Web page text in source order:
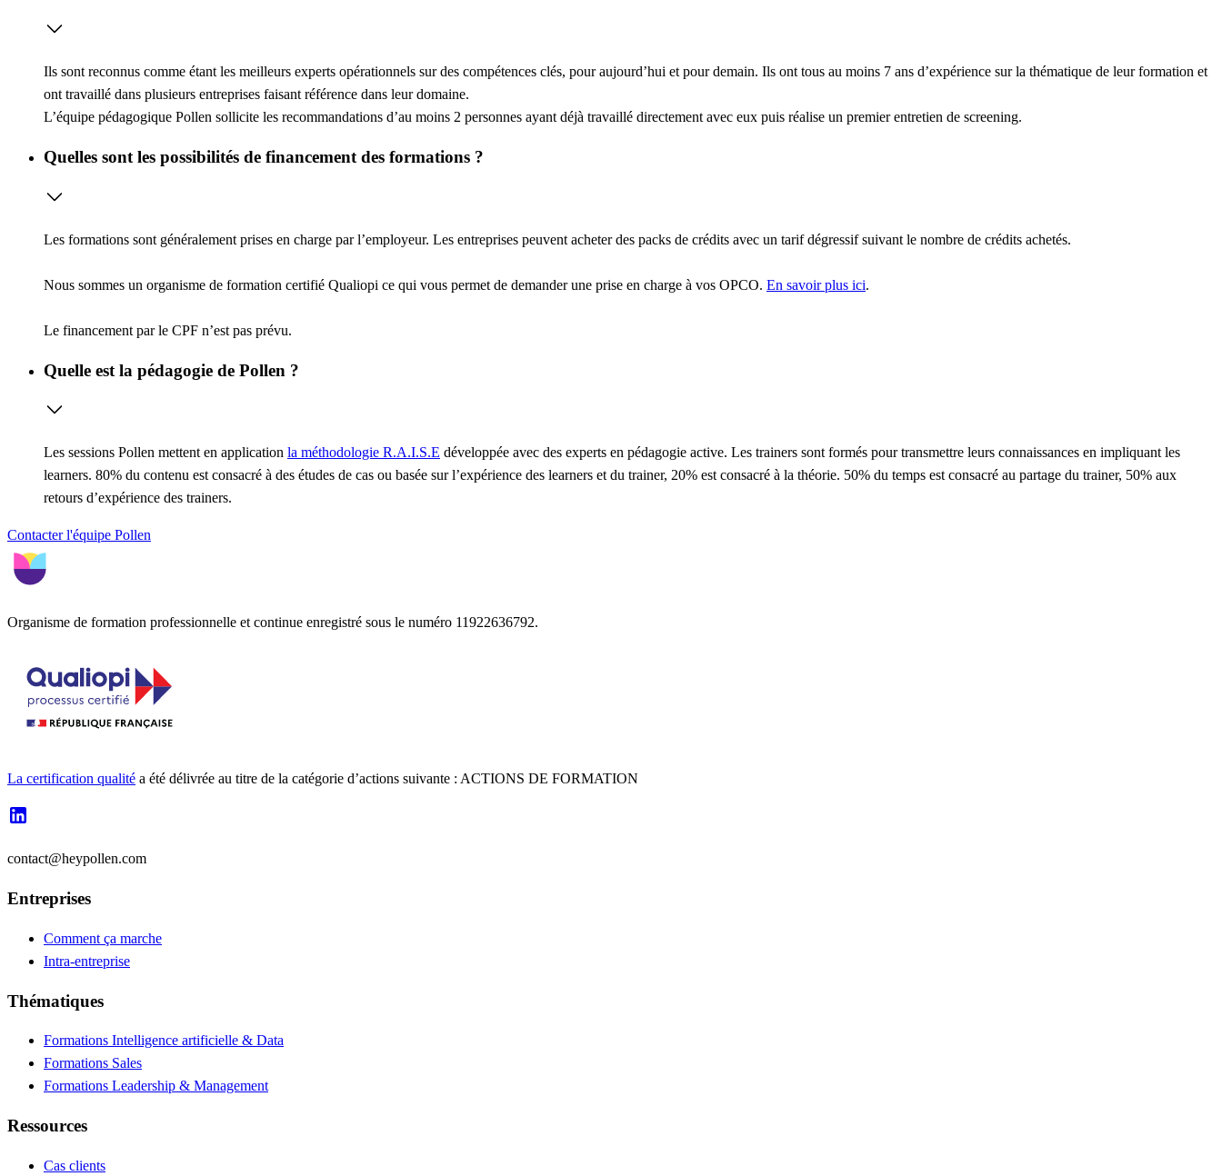
Ils sont reconnus comme étant les meilleurs experts opérationnels sur des compétences clés, pour aujourd’hui et pour demain. Ils ont tous au moins 7 ans d’expérience sur la thématique de leur formation et
ont travaillé dans plusieurs entreprises faisant référence dans leur domaine.
L’équipe pédagogique Pollen sollicite les recommandations d’au moins 2 personnes ayant déjà travaillé directement avec eux puis réalise un premier entretien de screening.
Quelles sont les possibilités de financement des formations ?
Les formations sont généralement prises en charge par l’employeur. Les entreprises peuvent acheter des packs de crédits avec un tarif dégressif suivant le nombre de crédits achetés.
Nous sommes un organisme de formation certifié Qualiopi ce qui vous permet de demander une prise en charge à vos OPCO. En savoir plus ici.
Le financement par le CPF n’est pas prévu.
Quelle est la pédagogie de Pollen ?
Les sessions Pollen mettent en application la méthodologie R.A.I.S.E développée avec des experts en pédagogie active. Les trainers sont formés pour transmettre leurs connaissances en impliquant les
learners. 80% du contenu est consacré à des études de cas ou basée sur l’expérience des learners et du trainer, 20% est consacré à la théorie. 50% du temps est consacré au partage du trainer, 50% aux
retours d’expérience des trainers.
Contacter l'équipe Pollen
Organisme de formation professionnelle et continue enregistré sous le numéro 11922636792.
La certification qualité a été délivrée au titre de la catégorie d’actions suivante : ACTIONS DE FORMATION
contact@heypollen.com
Entreprises
Comment ça marche
Intra-entreprise
Thématiques
Formations Intelligence artificielle & Data
Formations Sales
Formations Leadership & Management
Ressources
Cas clients